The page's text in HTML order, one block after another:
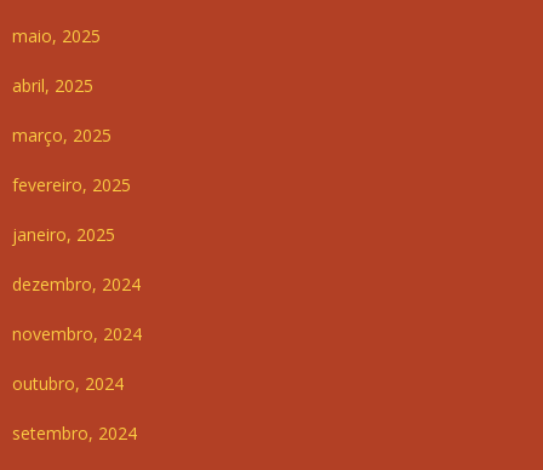
maio, 2025
abril, 2025
março, 2025
fevereiro, 2025
janeiro, 2025
dezembro, 2024
novembro, 2024
outubro, 2024
setembro, 2024